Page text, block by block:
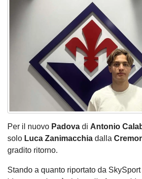
Per il nuovo Padova di Antonio
solo Luca Zanimacchia dalla
gradito ritorno.
Stando a quanto riportato da